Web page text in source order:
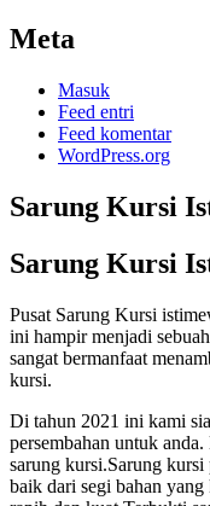
Meta
Masuk
Feed entri
Feed komentar
WordPress.org
Sarung Kursi
Sarung Kursi
Pusat Sarung Kursi
ini hampir menjadi
sangat bermanfaat
kursi.
Di tahun 2021 ini kami
persembahan untuk
sarung kursi.Sarung
baik dari segi bahan